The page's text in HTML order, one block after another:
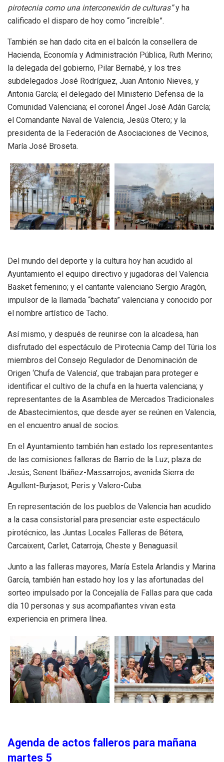
pirotecnia como una interconexión de culturas”y ha
calificado el disparo de hoy como “increíble”.
También se han dado cita en el balcón la consellera de
Hacienda, Economía y Administración Pública, Ruth Merino;
la delegada del gobierno, Pilar Bernabé, y los tres
subdelegados José Rodríguez, Juan Antonio Nieves, y
Antonia García; el delegado del Ministerio Defensa de la
Comunidad Valenciana; el coronel Ángel José Adán García;
el Comandante Naval de Valencia, Jesús Otero; y la
presidenta de la Federación de Asociaciones de Vecinos,
María José Broseta.
Del mundo del deporte y la cultura hoy han acudido al
Ayuntamiento el equipo directivo y jugadoras del Valencia
Basket femenino; y el cantante valenciano Sergio Aragón,
impulsor de la llamada “bachata” valenciana y conocido por
el nombre artístico de Tacho.
Así mismo, y después de reunirse con la alcadesa, han
disfrutado del espectáculo de Pirotecnia Camp del Túria los
miembros del Consejo Regulador de Denominación de
Origen ‘Chufa de Valencia’, que trabajan para proteger e
identificar el cultivo de la chufa en la huerta valenciana; y
representantes de la Asamblea de Mercados Tradicionales
de Abastecimientos, que desde ayer se reúnen en Valencia,
en el encuentro anual de socios.
En el Ayuntamiento también han estado los representantes
de las comisiones falleras de Barrio de la Luz; plaza de
Jesús; Senent Ibáñez-Massarrojos; avenida Sierra de
Agullent-Burjasot; Peris y Valero-Cuba.
En representación de los pueblos de Valencia han acudido
a la casa consistorial para presenciar este espectáculo
pirotécnico, las Juntas Locales Falleras de Bétera,
Carcaixent, Carlet, Catarroja, Cheste y Benaguasil.
Junto a las falleras mayores, María Estela Arlandis y Marina
García, también han estado hoy los y las afortunadas del
sorteo impulsado por la Concejalía de Fallas para que cada
día 10 personas y sus acompañantes vivan esta
experiencia en primera línea.
Agenda de actos falleros para mañana
martes 5